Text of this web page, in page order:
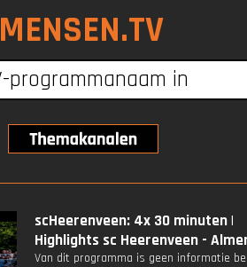
MENSEN.TV
scHeerenveen: 4x 30 minuten |
Highlights sc Heerenveen -
Van dit programma is geen informatie